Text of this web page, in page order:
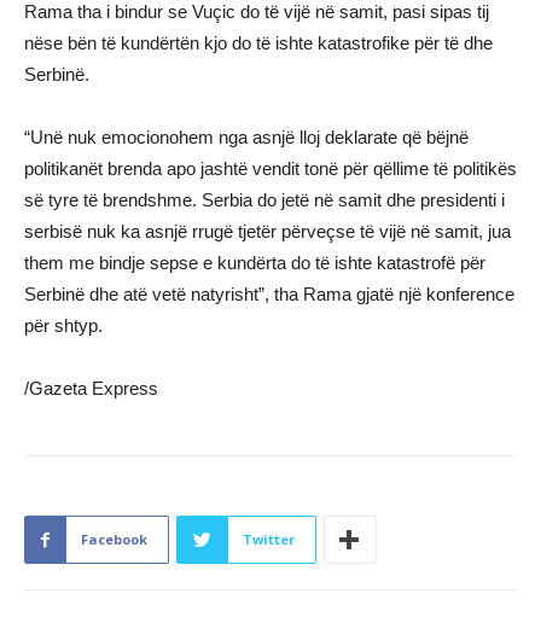
Rama tha i bindur se Vuçic do të vijë në samit, pasi sipas tij
nëse bën të kundërtën kjo do të ishte katastrofike për të dhe
Serbinë.
“Unë nuk emocionohem nga asnjë lloj deklarate që bëjnë
politikanët brenda apo jashtë vendit tonë për qëllime të politikës
së tyre të brendshme. Serbia do jetë në samit dhe presidenti i
serbisë nuk ka asnjë rrugë tjetër përveçse të vijë në samit, jua
them me bindje sepse e kundërta do të ishte katastrofë për
Serbinë dhe atë vetë natyrisht”, tha Rama gjatë një konference
për shtyp.
/Gazeta Express
Facebook Twitter